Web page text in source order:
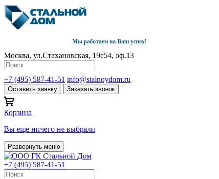
Мы работаем на Ваш успех!
Москва, ул.Стахановская, 19с54, оф.13
+7 (495) 587-41-51 info@stalnoydom.ru
Оставить заявку Заказать звонок
Корзина
Вы еще ничего не выбрали
Развернуть меню
+7 (495) 587-41-51